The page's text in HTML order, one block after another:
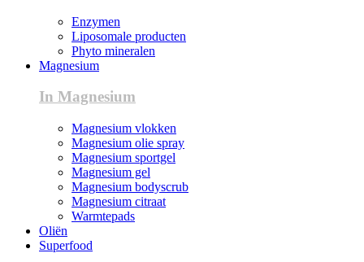
Enzymen
Liposomale producten
Phyto mineralen
Magnesium
In Magnesium
Magnesium vlokken
Magnesium olie spray
Magnesium sportgel
Magnesium gel
Magnesium bodyscrub
Magnesium citraat
Warmtepads
Oliën
Superfood